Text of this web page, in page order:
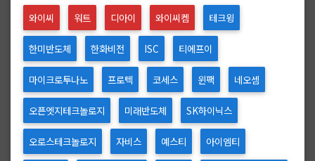
와이씨 워트 디아이 와이씨켐 테크윙
한미반도체 한화비전 ISC 티에프이
마이크로투나노 프로텍 코세스 윈팩 네오셈
오픈엣지테크놀로지 미래반도체 SK하이닉스
오로스테크놀로지 자비스 예스티 아이엠티